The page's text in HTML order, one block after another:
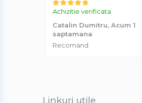
Achizitie verificata
Catalin Dumitru, Acum 1
saptamana
Recomand
Linkuri utile